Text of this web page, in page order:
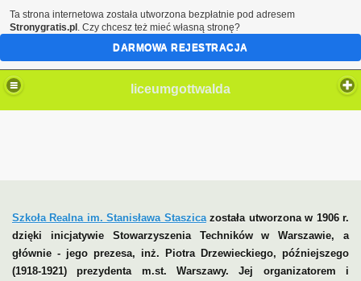
liceumgottwalda
Szkoła Realna im. Stanisława Staszicazostała utworzona w 1906 r.
dzięki inicjatywie Stowarzyszenia Techników w Warszawie, a
głównie - jego prezesa, inż. Piotra Drzewieckiego, późniejszego
(1918-1921) prezydenta m.st. Warszawy. Jej organizatorem i
Ta strona internetowa została utworzona bezpłatnie pod adresem
Stronygratis.pl . Czy chcesz też mieć własną stronę?
DARMOWA REJESTRACJA